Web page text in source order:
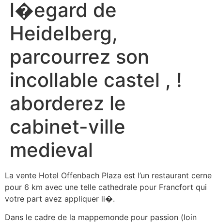
l�egard de
Heidelberg,
parcourrez son
incollable castel , !
aborderez le
cabinet-ville
medieval
La vente Hotel Offenbach Plaza est l’un restaurant cerne
pour 6 km avec une telle cathedrale pour Francfort qui
votre part avez appliquer li�.
Dans le cadre de la mappemonde pour passion (loin